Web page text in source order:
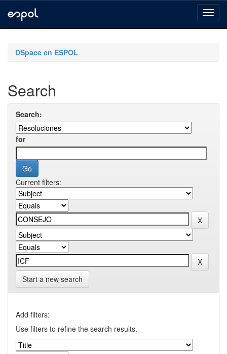
navigationDSpace en ESPOL
Search
Search:
for
Current filters:
Start a new search
Add filters:
Use filters to refine the search results.